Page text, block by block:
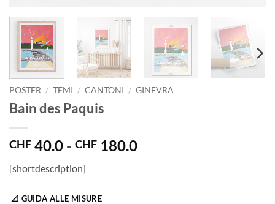
POSTER / TEMI / CANTONI / GINEVRA
Bain des Paquis
CHF 40.0 - CHF 180.0Fascia
[shortdescription]
📐 GUIDA ALLE MISURE